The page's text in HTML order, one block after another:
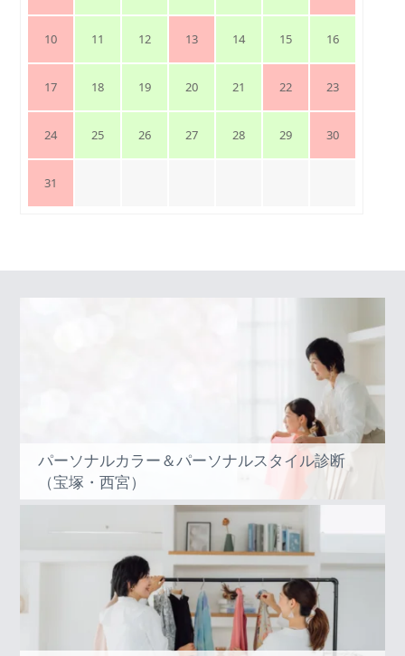
10 11 12 13 14 15 16
17 18 19 20 21 22 23
24 25 26 27 28 29 30
31
パーソナルカラー＆パーソナルスタイル診断
（宝塚・西宮）